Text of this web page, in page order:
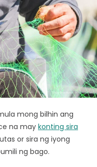
mong bilhin ang
na may konting sira
or sira ng iyong
ng bago.